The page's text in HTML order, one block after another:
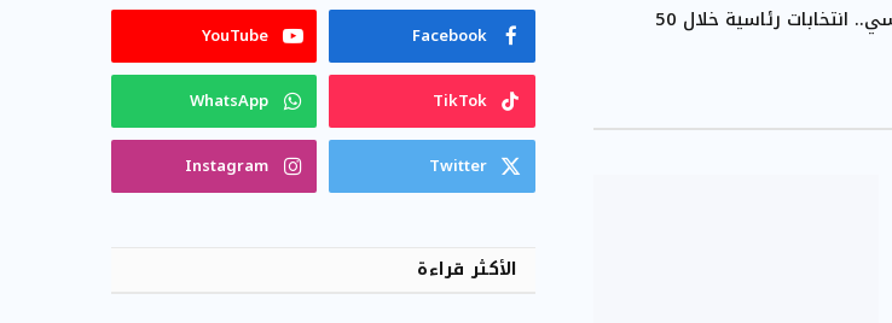
عقب وفاة رئيسي.. انتخابات رئاسية خلال 50 Facebook
YouTube
TikTok
WhatsApp
Twitter
Instagram
الأكثر قراءة